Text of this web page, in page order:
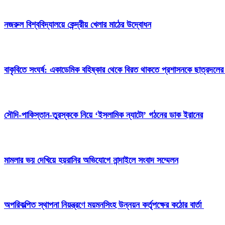
নজরুল বিশ্ববিদ্যালয়ে কেন্দ্রীয় খেলার মাঠের উদ্বোধন
বাকৃবিতে সংঘর্ষ: একাডেমিক বহিষ্কার থেকে বিরত থাকতে প্রশাসনকে
সৌদি-পাকিস্তান-তুরস্ককে নিয়ে ‘ইসলামিক ন্যাটো’ গঠনের ডাক ইরানের
মামলার ভয় দেখিয়ে হয়রানির অভিযোগে নান্দাইলে সংবাদ সম্মেলন
অপরিকল্পিত স্থাপনা নিয়ন্ত্রণে ময়মনসিংহ উন্নয়ন কর্তৃপক্ষের কঠোর বার্তা